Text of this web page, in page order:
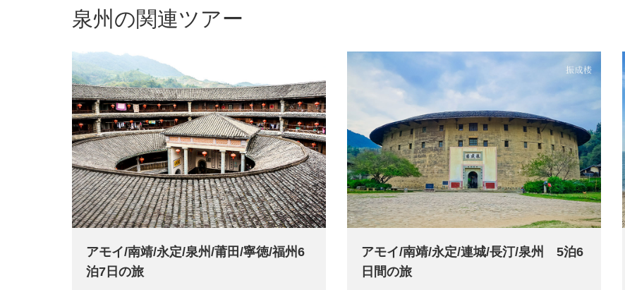
泉州の関連ツアー
アモイ/南靖/永定/泉州/莆田/寧徳/福州6
泊7日の旅
アモイ/南靖/永定/連城/長汀/泉州 5泊6
日間の旅